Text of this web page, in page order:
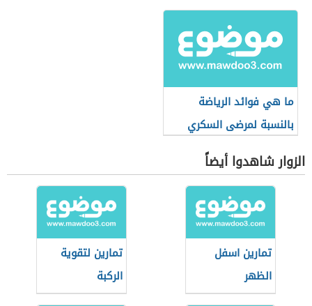
ما هي فوائد الرياضة
بالنسبة لمرضى السكري
الزوار شاهدوا أيضاً
تمارين اسفل
الظهر
تمارين لتقوية
الركبة